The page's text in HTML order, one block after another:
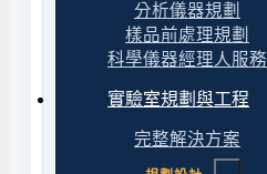
分析儀器規劃
樣品前處理規劃
科學儀器經理人服務
實驗室規劃與工程
完整解決方案